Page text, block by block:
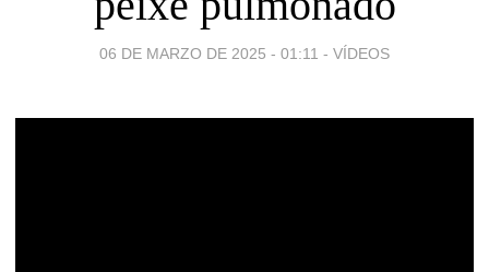
06 DE MARZO DE 2025 - 01:11 - VÍDEOS